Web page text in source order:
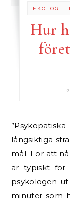
EKOLOGI -
Hur
”Psykopatiska företag agerar möjligen efter
långsiktiga
mål. För att
är typiskt för
psykologen
minuter som